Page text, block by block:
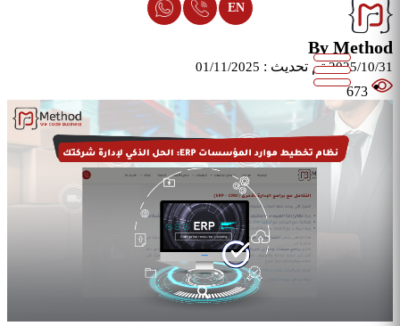
EN
By Method
2025/10/31 تم تحديث : 01/11/2025
673